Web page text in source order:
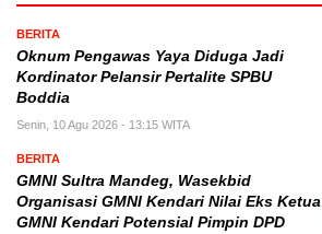
BERITA
Oknum Pengawas Yaya Diduga Jadi
Kordinator Pelansir Pertalite SPBU
Boddia
Senin, 10 Agu 2026 - 13:15 WITA
BERITA
GMNI Sultra Mandeg, Wasekbid
Organisasi GMNI Kendari Nilai Eks Ketua
GMNI Kendari Potensial Pimpin DPD